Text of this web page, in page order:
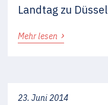
Landtag zu
Mehr lesen ›
23. Juni 2014